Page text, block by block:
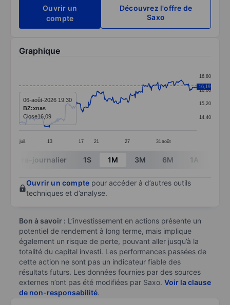
Ouvrir un
compte
Découvrez l'offre de
Saxo
Graphique
Line chart with 299 data points.
The chart has 1 X axis displaying categories.
The chart has 1 Y axis displaying values. Data
juil. 13 17 21 27 31 août
14,40
15,20
16,00
16,80
16,19
06-août-2026 19:30
BZ:xnas
Close16,09
End of interactive chart.
Intra-journalier 1S 1M 3M 6M 1A
Ouvrir un compte pour accéder à d’autres outils
techniques et d’analyse.
Bon à savoir : L’investissement en actions présente un
potentiel de rendement à long terme, mais implique
également un risque de perte, pouvant aller jusqu’à la
totalité du capital investi. Les performances passées de
cette action ne sont pas un indicateur fiable des
résultats futurs. Les données fournies par des sources
externes n’ont pas été modifiées par Saxo. Voir la clause
de non-responsabilité.